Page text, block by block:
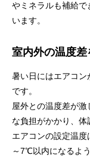
やミネラルも補給
います。
室内外の温度
暑い日にはエアコ
です。
屋外との温度差が
な負担がかかり、体
エアコンの設定温
～7℃以内になるよ